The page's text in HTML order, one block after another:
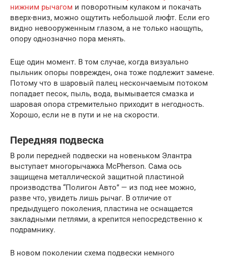
нижним рычагом и поворотным кулаком и покачать
вверх-вниз, можно ощутить небольшой люфт. Если его
видно невооруженным глазом, а не только наощупь,
опору однозначно пора менять.
Еще один момент. В том случае, когда визуально
пыльник опоры поврежден, она тоже подлежит замене.
Потому что в шаровый палец нескончаемым потоком
попадает песок, пыль, вода, вымывается смазка и
шаровая опора стремительно приходит в негодность.
Хорошо, если не в пути и не на скорости.
Передняя подвеска
В роли передней подвески на новеньком Элантра
выступает многорычажка McPherson. Сама ось
защищена металлической защитной пластиной
производства “Полигон Авто” — из под нее можно,
разве что, увидеть лишь рычаг. В отличие от
предыдущего поколения, пластина не оснащается
закладными петлями, а крепится непосредственно к
подрамнику.
В новом поколении схема подвески немного